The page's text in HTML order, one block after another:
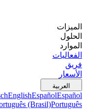
الميزات
الحلول
الموارد
الفعاليات
فريق
الأسعار
العربية
EnglishEspañolEspañol
(Brasil)Português